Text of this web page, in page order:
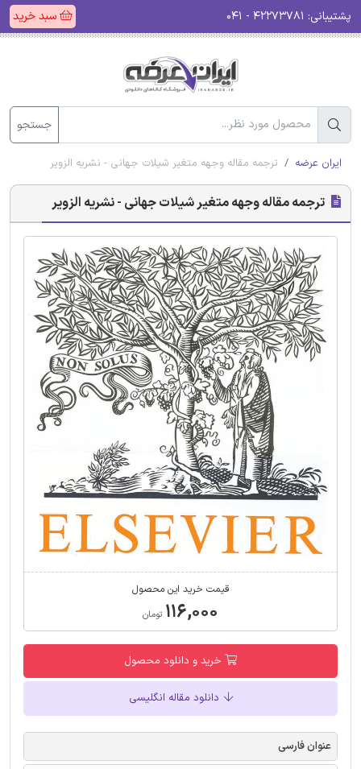
پشتیبانی: سبد خرید
جستجو
ایران عرضه ترجمه مقاله وجهه متغیر شیلات جهانی - نشریه الزویر
ترجمه مقاله وجهه متغیر شیلات جهانی - نشریه الزویر
قیمت خرید این محصول
۱۱۶,۰۰۰ تومان
خرید و دانلود محصول
دانلود مقاله انگلیسی
عنوان فارسی